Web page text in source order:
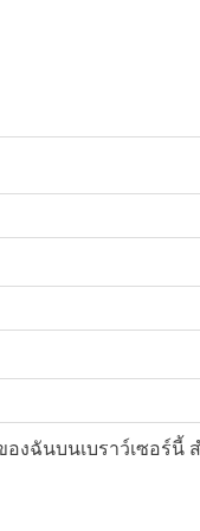
งฉันบนเบราว์เซอร์นี้